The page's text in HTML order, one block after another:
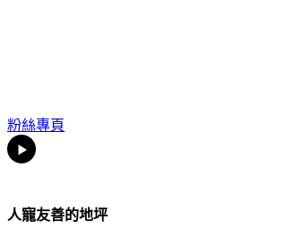
粉絲專頁
人寵友善的地坪